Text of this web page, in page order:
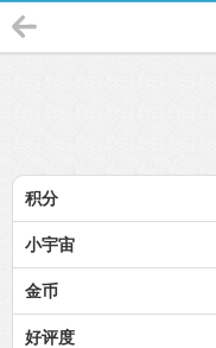
积分
小宇宙
金币
好评度